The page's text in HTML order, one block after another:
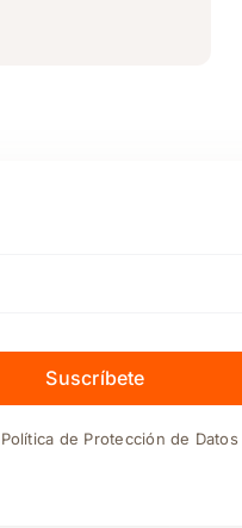
Suscríbete
Política de Protección de Datos